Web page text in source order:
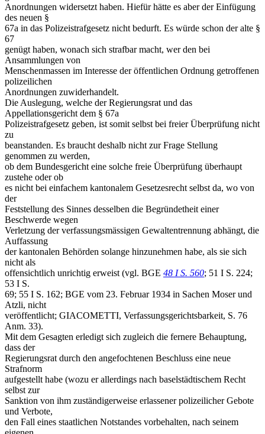
Anordnungen widersetzt haben. Hiefür hätte es aber der Einfügung
des neuen §
67a in das Polizeistrafgesetz nicht bedurft. Es würde schon der alte §
67
genügt haben, wonach sich strafbar macht, wer den bei
Ansammlungen von
Menschenmassen im Interesse der öffentlichen Ordnung getroffenen
polizeilichen
Anordnungen zuwiderhandelt.
Die Auslegung, welche der Regierungsrat und das
Appellationsgericht dem § 67a
Polizeistrafgesetz geben, ist somit selbst bei freier Überprüfung nicht
zu
beanstanden. Es braucht deshalb nicht zur Frage Stellung
genommen zu werden,
ob dem Bundesgericht eine solche freie Überprüfung überhaupt
zustehe oder ob
es nicht bei einfachem kantonalem Gesetzesrecht selbst da, wo von
der
Feststellung des Sinnes desselben die Begründetheit einer
Beschwerde wegen
Verletzung der verfassungsmässigen Gewaltentrennung abhängt, die
Auffassung
der kantonalen Behörden solange hinzunehmen habe, als sie sich
nicht als
offensichtlich unrichtig erweist (vgl. BGE 48 I S. 560; 51 I S. 224;
53 I S.
69; 55 I S. 162; BGE vom 23. Februar 1934 in Sachen Moser und
Atzli, nicht
veröffentlicht; GIACOMETTI, Verfassungsgerichtsbarkeit, S. 76
Anm. 33).
Mit dem Gesagten erledigt sich zugleich die fernere Behauptung,
dass der
Regierungsrat durch den angefochtenen Beschluss eine neue
Strafnorm
aufgestellt habe (wozu er allerdings nach baselstädtischem Recht
selbst zur
Sanktion von ihm zuständigerweise erlassener polizeilicher Gebote
und Verbote,
den Fall eines staatlichen Notstandes vorbehalten, nach seinem